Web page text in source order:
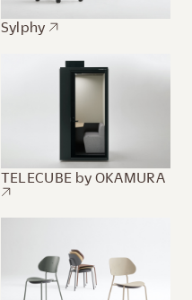
Sylphy
TELECUBE by OKAMURA